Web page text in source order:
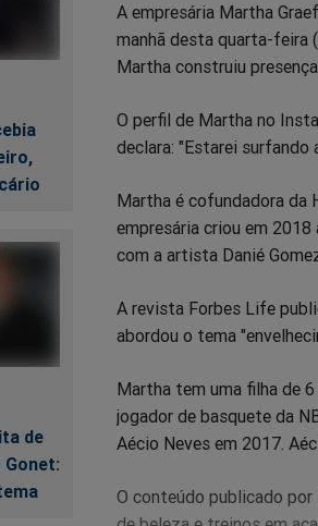
de
Gonet:
no
Facebook
no
Whatsapp
no
Twitter
A empresária Martha
manhã desta quarta-feira
Martha construiu
O perfil de Martha no
declara: "Estarei surfando
Martha é cofundadora da
empresária criou em
com a artista Danié
A revista Forbes Life
abordou o tema
Martha tem uma filha de
jogador de basquete da
Aécio Neves em 2017.
O conteúdo publicado